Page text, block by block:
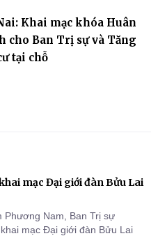
Khai mạc khóa Huân
cho Ban Trị sự và Tăng
tại chỗ
mạc Đại giới đàn Bửu Lai
Phương Nam, Ban Trị sự
mạc Đại giới đàn Bửu Lai